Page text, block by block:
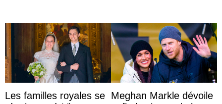
Les familles royales se Meghan Markle dévoile